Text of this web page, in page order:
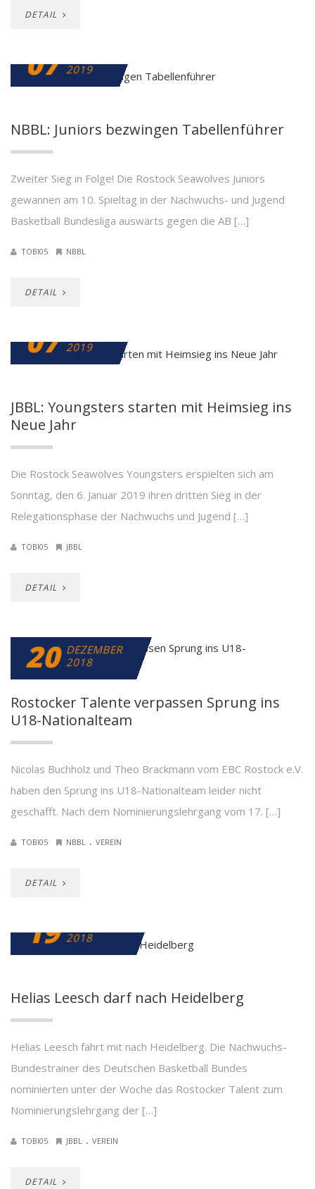
DETAIL
07 2019
NBBL: Juniors bezwingen Tabellenführer
Zweiter Sieg in Folge! Die Rostock Seawolves Juniors
gewannen am 10. Spieltag in der Nachwuchs- und Jugend
Basketball Bundesliga auswärts gegen die AB […]
TOBI05 NBBL
DETAIL
07 2019
JBBL: Youngsters starten mit Heimsieg ins
Neue Jahr
Die Rostock Seawolves Youngsters erspielten sich am
Sonntag, den 6. Januar 2019 ihren dritten Sieg in der
Relegationsphase der Nachwuchs und Jugend […]
TOBI05 JBBL
DETAIL
20 DEZEMBER
2018
Rostocker Talente verpassen Sprung ins
U18-Nationalteam
Nicolas Buchholz und Theo Brackmann vom EBC Rostock e.V.
haben den Sprung ins U18-Nationalteam leider nicht
geschafft. Nach dem Nominierungslehrgang vom 17. […]
TOBI05 NBBL . VEREIN
DETAIL
19 2018
Helias Leesch darf nach Heidelberg
Helias Leesch fährt mit nach Heidelberg. Die Nachwuchs-
Bundestrainer des Deutschen Basketball Bundes
nominierten unter der Woche das Rostocker Talent zum
Nominierungslehrgang der […]
TOBI05 JBBL . VEREIN
DETAIL